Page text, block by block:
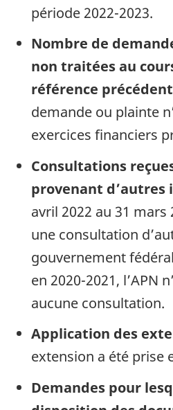
période 2022-2023.
Nombre de
non traitées au
référence
demande ou plainte
exercices financiers
Consultations
provenant
avril 2022 au 31 mars
une consultation
gouvernement
en 2020-2021, l’APN
aucune consultation.
Application des
extension a été prise
Demandes pour